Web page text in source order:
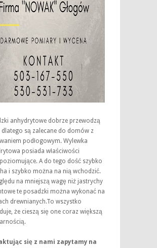
anhydrytowe dobrze przewodzą
dlatego są zalecane do domów z
podłogowym. Wylewka
posiada właściwości
A do tego dość szybko
i szybko można na nią wchodzić.
na mniejszą wagę niż jastrychy
te posadzki można wykonać na
drewnianych.To wszystko
że cieszą się one coraz większą
się z nami zapytamy na